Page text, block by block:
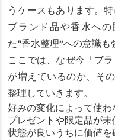
うケースもあります。
ブランド品や香水へ
た“香水整理”への意識も
ここでは、なぜ今「ブ
が増えているのか、そ
整理していきます。
好みの変化によって使
プレゼントや限定品が
状態が良いうちに価値